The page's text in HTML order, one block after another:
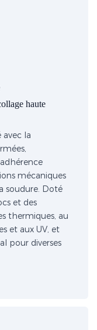
haute
avec la
mécaniques
soudure. Doté
et des
thermiques, au
et aux UV, et
pour diverses